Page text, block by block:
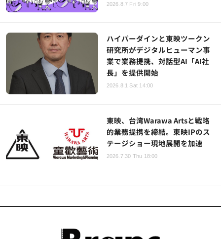
2026.8.7 Fri 9:00
ハイパーダインと東映ツークン
研究所がデジタルヒューマン事
業で業務提携、対話型AI「AI社
長」を提供開始
2026.8.1 Sat 14:00
東映、台湾Warawa Artsと戦略
的業務提携を締結。東映IPのス
テージショー現地展開を加速
2026.7.30 Thu 18:00